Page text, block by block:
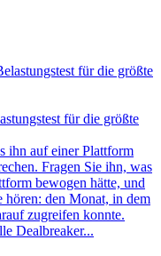
für die größte
ihn auf einer Plattform
Fragen Sie ihn, was
bewogen hätte, und
hören: den Monat, in dem
zugreifen konnte.
Dealbreaker...